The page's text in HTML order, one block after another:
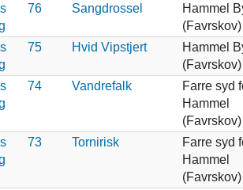
76 Sangdrossel
Hammel
(Favrskov)
75 Hvid Vipstjert
Hammel
(Favrskov)
74 Vandrefalk
Farre syd
Hammel
(Favrskov)
73 Tornirisk
Farre syd
Hammel
(Favrskov)